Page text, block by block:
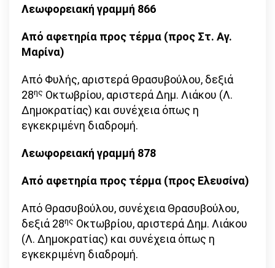
Λεωφορειακή γραμμή 866
Από αφετηρία προς τέρμα (προς Στ. Αγ.
Μαρίνα)
Από Φυλής, αριστερά Θρασυβούλου, δεξιά
28ης Οκτωβρίου, αριστερά Δημ. Λιάκου (Λ.
Δημοκρατίας) και συνέχεια όπως η
εγκεκριμένη διαδρομή.
Λεωφορειακή γραμμή 878
Από αφετηρία προς τέρμα (προς Ελευσίνα)
Από Θρασυβούλου, συνέχεια Θρασυβούλου,
δεξιά 28ης Οκτωβρίου, αριστερά Δημ. Λιάκου
(Λ. Δημοκρατίας) και συνέχεια όπως η
εγκεκριμένη διαδρομή.